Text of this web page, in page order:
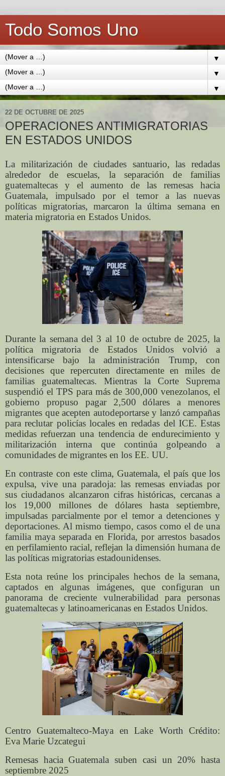
Todo Somos Uno
▼
▼
▼
22 DE OCTUBRE DE 2025
OPERACIONES ANTIMIGRATORIAS
EN ESTADOS UNIDOS
La militarización de ciudades santuario, las redadas
alrededor de escuelas, la separación de familias
guatemaltecas y el aumento de las remesas hacia
Guatemala, impulsado por el temor a las nuevas
políticas migratorias, marcaron la última semana en
materia migratoria en Estados Unidos.
Durante la semana del 3 al 10 de octubre de 2025, la
política migratoria de Estados Unidos volvió a
intensificarse bajo la administración Trump, con
decisiones que repercuten directamente en miles de
familias guatemaltecas. Mientras la Corte Suprema
suspendió el TPS para más de 300,000 venezolanos, el
gobierno propuso pagar 2,500 dólares a menores
migrantes que acepten autodeportarse y lanzó campañas
para reclutar policías locales en redadas del ICE. Estas
medidas refuerzan una tendencia de endurecimiento y
militarización interna que continúa golpeando a
comunidades de migrantes en los EE. UU.
En contraste con este clima, Guatemala, el país que los
expulsa, vive una paradoja: las remesas enviadas por
sus ciudadanos alcanzaron cifras históricas, cercanas a
los 19,000 millones de dólares hasta septiembre,
impulsadas parcialmente por el temor a detenciones y
deportaciones. Al mismo tiempo, casos como el de una
familia maya separada en Florida, por arrestos basados
en perfilamiento racial, reflejan la dimensión humana de
las políticas migratorias estadounidenses.
Esta nota reúne los principales hechos de la semana,
captados en algunas imágenes, que configuran un
panorama de creciente vulnerabilidad para personas
guatemaltecas y latinoamericanas en Estados Unidos.
Centro Guatemalteco-Maya en Lake Worth Crédito:
Eva Marie Uzcategui
Remesas hacia Guatemala suben casi un 20% hasta
septiembre 2025